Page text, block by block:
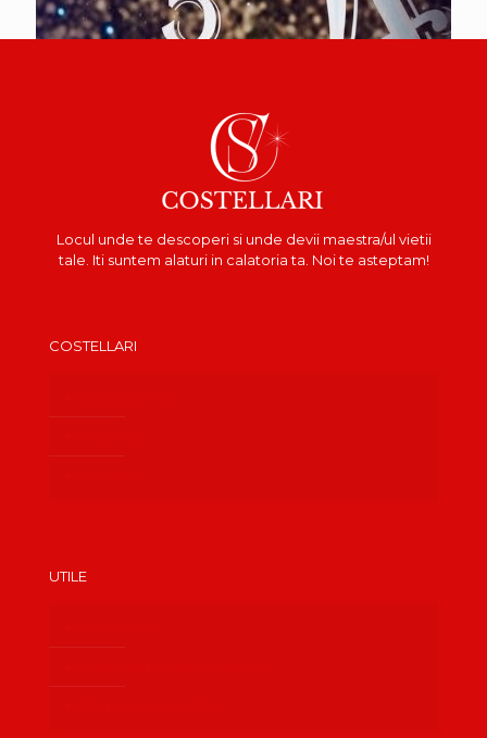
Locul unde te descoperi si unde devii maestra/ul vietii
tale. Iti suntem alaturi in calatoria ta. Noi te asteptam!
COSTELLARI
UTILE